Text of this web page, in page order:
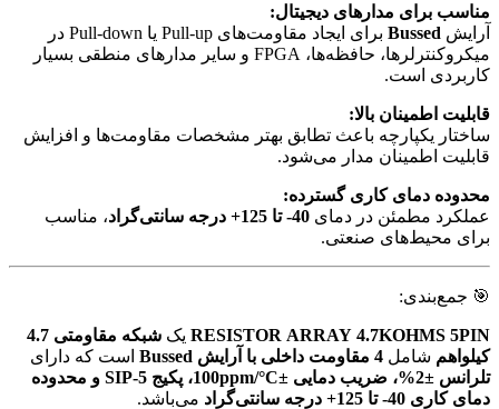
مناسب برای مدارهای دیجیتال:
آرایش Bussed
برای ایجاد مقاومت‌های Pull-up یا Pull-down در
میکروکنترلرها، حافظه‌ها، FPGA و سایر مدارهای منطقی بسیار
کاربردی است.
قابلیت اطمینان بالا:
ساختار یکپارچه باعث تطابق بهتر مشخصات مقاومت‌ها و افزایش
قابلیت اطمینان مدار می‌شود.
محدوده دمای کاری گسترده:
عملکرد مطمئن در دمای 40- تا 125+ درجه سانتی‌گراد
، مناسب
برای محیط‌های صنعتی.
🎯 جمع‌بندی:
RESISTOR ARRAY 4.7KOHMS 5PIN یک
شبکه مقاومتی 4.7
کیلو‌اهم شامل 4 مقاومت داخلی با آرایش Bussed
است که دارای
تلرانس ±2%، ضریب دمایی ±100ppm/°C، پکیج SIP-5 و محدوده
دمای کاری 40- تا 125+ درجه سانتی‌گراد
می‌باشد.